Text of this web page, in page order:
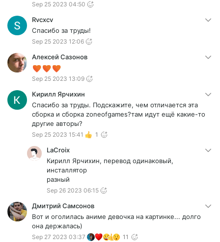
Sep 25 2023 04:50
Rvcxcv
Спасибо за труды!
Sep 25 2023 12:06
Алексей Сазонов
Sep 25 2023 13:09
Кирилл Ярчихин
Спасибо за труды. Подскажите, чем отличается эта
сборка и сборка zoneofgames?там идут ещё какие-то
другие авторы?
Sep 25 2023 15:41 1
LaCroix
Кирилл Ярчихин, перевод одинаковый,
инсталлятор
разный
Sep 26 2023 06:15
Дмитрий Самсонов
Вот и оголилась аниме девочка на картинке... долго
она держалась)
Sep 27 2023 03:37 11